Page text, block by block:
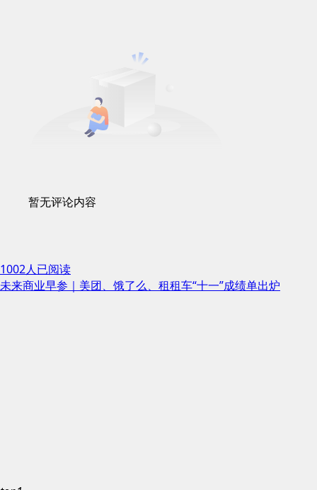
暂无评论内容
1002人已阅读
未来商业早参｜美团、饿了么、租租车“十一”成绩单出炉